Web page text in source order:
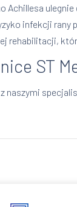
infekcji
rehabilitacji,
ST
naszymi